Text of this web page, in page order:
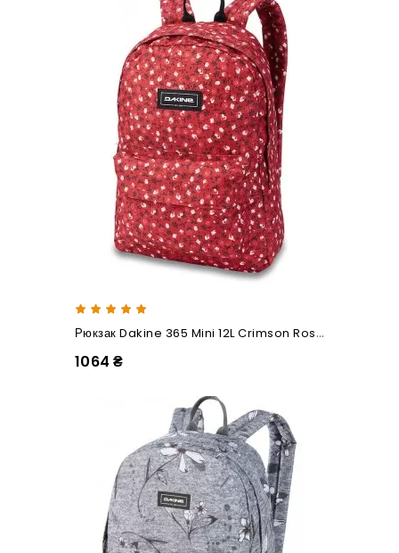
Рюкзак Dakine 365 Mini 12L Crimson Rose
1064 ₴